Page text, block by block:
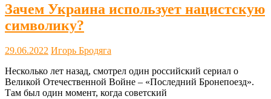
Зачем Украина использует нацистскую
символику?
29.06.2022 Игорь Бродяга
Несколько лет назад, смотрел один российский сериал о
Великой Отечественной Войне – «Последний Бронепоезд».
Там был один момент, когда советский